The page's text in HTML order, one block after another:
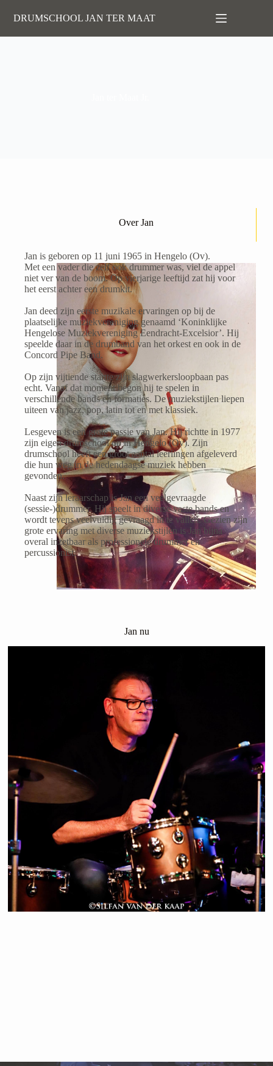
naar
inhoud
DRUMSCHOOL JAN TER MAAT
Over Jan
Jan is geboren op 11 juni 1965 in Hengelo (Ov).
Met een vader die zelf ook drummer was, viel de appel
niet ver van de boom. Op vierjarige leeftijd zat hij voor
het eerst achter een drumkit.
Jan deed zijn eerste muzikale ervaringen op bij de
plaatselijke muziekvereniging genaamd ‘Koninklijke
Hengelose Muziekvereniging Eendracht-Excelsior’. Hij
speelde daar in de drumband van het orkest en ook in de
Concord Pipe Band.
Op zijn vijtiende startte zijn slagwerkersloopbaan pas
echt. Vanaf dat moment begon hij te spelen in
verschillende bands en formaties. De muziekstijlen liepen
uiteen van jazz, pop, latin tot en met klassiek.
Lesgeven is een grote passie van Jan. Hij richtte in 1977
zijn eigen drumschool op in Hengelo (Ov). Zijn
drumschool heeft een groot aantal leerlingen afgeleverd
die hun weg in de hedendaagse muziek hebben
gevonden.
Naast zijn leraarschap is Jan een veelgevraagde
(sessie-)drummer. Hij speelt in diverse vaste bands en
wordt tevens veelvuldig gevraagd in te vallen. Gezien zijn
grote ervaring met diverse muziekstijlen is Jan bijna
overal inzetbaar als professionele drummer en
percussionist.
Jan nu